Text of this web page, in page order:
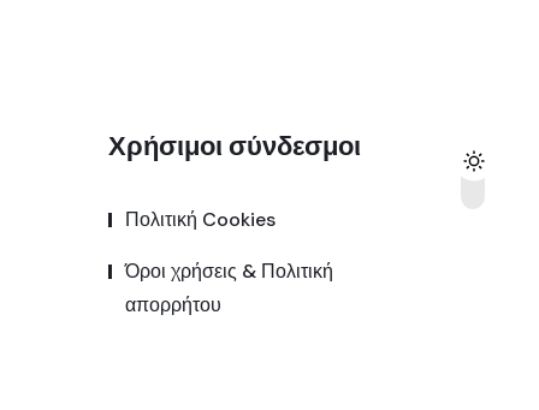
Χρήσιμοι σύνδεσμοι
Πολιτική Cookies
Όροι χρήσεις & Πολιτική
απορρήτου